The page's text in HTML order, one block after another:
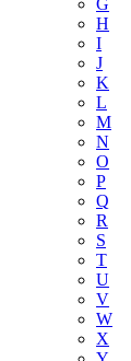
H
I
J
K
L
M
N
O
P
Q
R
S
T
U
V
W
X